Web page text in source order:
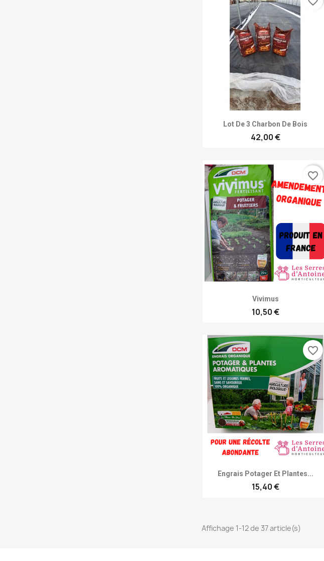
Achat rapide
Lot De 3 Charbon De Bois
42,00 €
Achat rapide
Vivimus
10,50 €
favorite_border
Achat rapide
Engrais Potager Et Plantes...
15,40 €
favorite_border
Affichage 1-12 de 37 article(s)